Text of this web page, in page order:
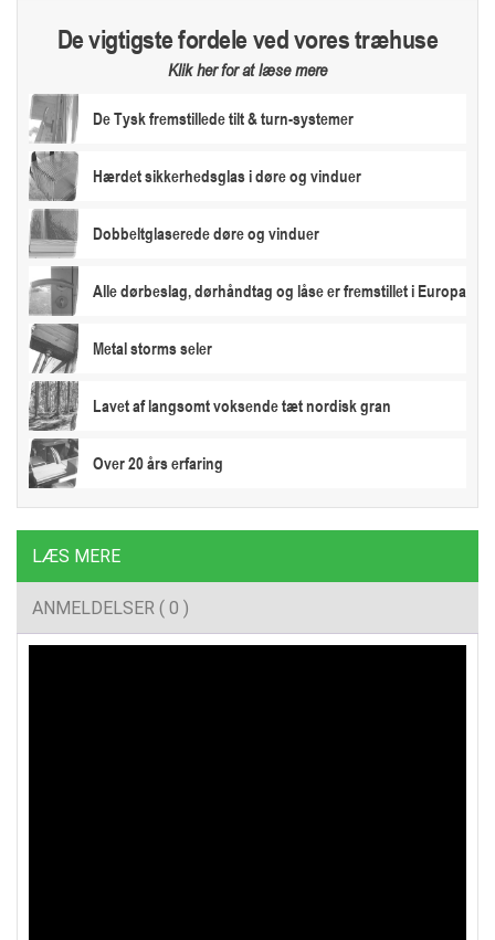
De vigtigste fordele ved vores træhuse
Klik her for at læse mere
De Tysk fremstillede tilt & turn-systemer
Hærdet sikkerhedsglas i døre og vinduer
Dobbeltglaserede døre og vinduer
Alle dørbeslag, dørhåndtag og låse er fremstillet i Europa
Metal storms seler
Lavet af langsomt voksende tæt nordisk gran
Over 20 års erfaring
LÆS MERE
ANMELDELSER ( 0 )